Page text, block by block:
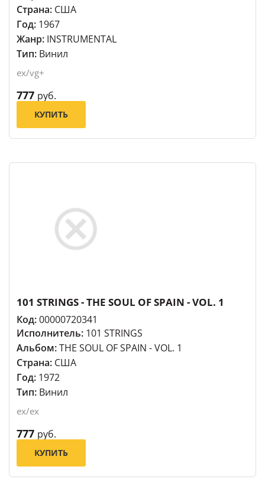
Страна: США
Год: 1967
Жанр: INSTRUMENTAL
Тип: Винил
ex/vg+
777 руб.
КУПИТЬ
101 STRINGS - THE SOUL OF SPAIN - VOL. 1
Код:00000720341
Исполнитель: 101 STRINGS
Альбом:THE SOUL OF SPAIN - VOL. 1
Страна: США
Год: 1972
Тип: Винил
ex/ex
777 руб.
КУПИТЬ